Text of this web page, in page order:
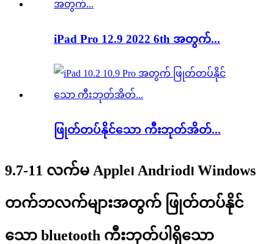
iPad Pro 12.9 2022 6th အတွက်...
ဖြုတ်တပ်နိုင်သော ကီးဘုတ်အိတ်...
9.7-11 လက်မ Apple၊ Andriod၊ Windows
တက်ဘလက်များအတွက် ဖြုတ်တပ်နိုင်
သော bluetooth ကီးဘုတ်ပါရှိသော